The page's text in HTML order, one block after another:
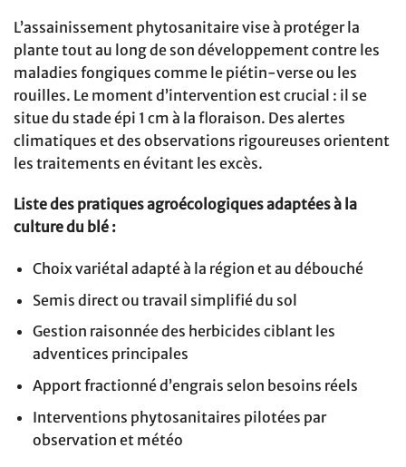
L’assainissement phytosanitaire vise à protéger la
plante tout au long de son développement contre les
maladies fongiques comme le piétin-verse ou les
rouilles. Le moment d’intervention est crucial : il se
situe du stade épi 1 cm à la floraison. Des alertes
climatiques et des observations rigoureuses orientent
les traitements en évitant les excès.
Liste des pratiques agroécologiques adaptées à la
culture du blé :
Choix variétal adapté à la région et au débouché
Semis direct ou travail simplifié du sol
Gestion raisonnée des herbicides ciblant les
adventices principales
Apport fractionné d’engrais selon besoins réels
Interventions phytosanitaires pilotées par
observation et météo